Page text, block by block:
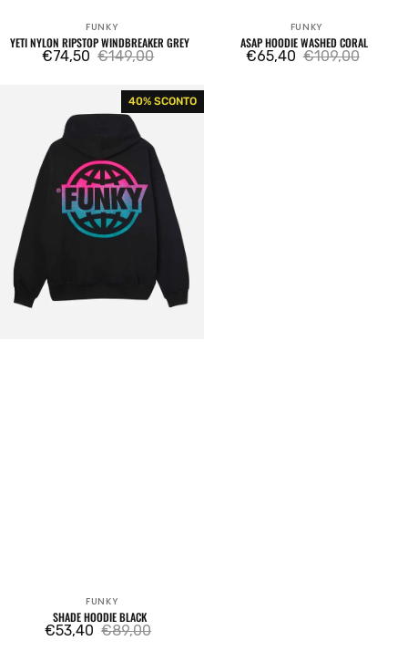
Venditore:
FUNKY
YETI NYLON RIPSTOP WINDBREAKER GREY
Prezzo
vendita
€74,50
Prezzo
regolare
€149,00
Venditore:
FUNKY
ASAP HOODIE WASHED CORAL
Prezzo
€65,40
Prezzo
€109,00
40% SCONTO
Venditore:
FUNKY
SHADE HOODIE BLACK
Prezzo
€53,40
Prezzo
€89,00